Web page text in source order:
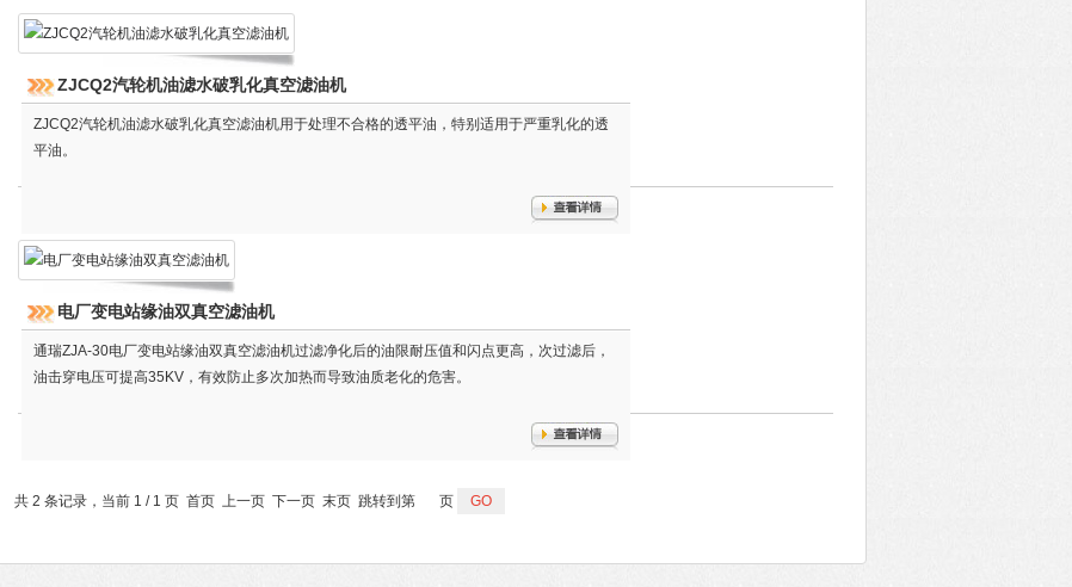
ZJCQ2汽轮机油滤水破乳化真空滤油机
ZJCQ2汽轮机油滤水破乳化真空滤油机用于处理不合格的透平油，特别适用于严重乳化的透
平油。
电厂变电站缘油双真空滤油机
通瑞ZJA-30电厂变电站缘油双真空滤油机过滤净化后的油限耐压值和闪点更高，次过滤后，
油击穿电压可提高35KV，有效防止多次加热而导致油质老化的危害。
共 2 条记录，当前 1 / 1 页 首页 上一页 下一页 末页 跳转到第 页